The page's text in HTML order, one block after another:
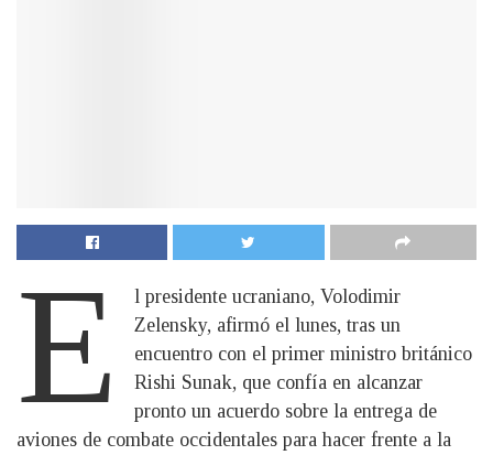
E
l presidente ucraniano, Volodimir
Zelensky, afirmó el lunes, tras un
encuentro con el primer ministro británico
Rishi Sunak, que confía en alcanzar
pronto un acuerdo sobre la entrega de
aviones de combate occidentales para hacer frente a la